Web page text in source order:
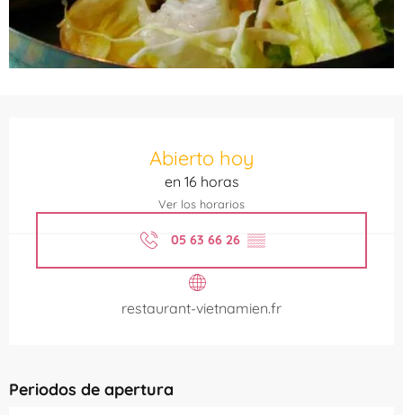
Abierto hoy
en 16 horas
Ver los horarios
05 63 66 26 ▒▒
restaurant-vietnamien.fr
Periodos de apertura